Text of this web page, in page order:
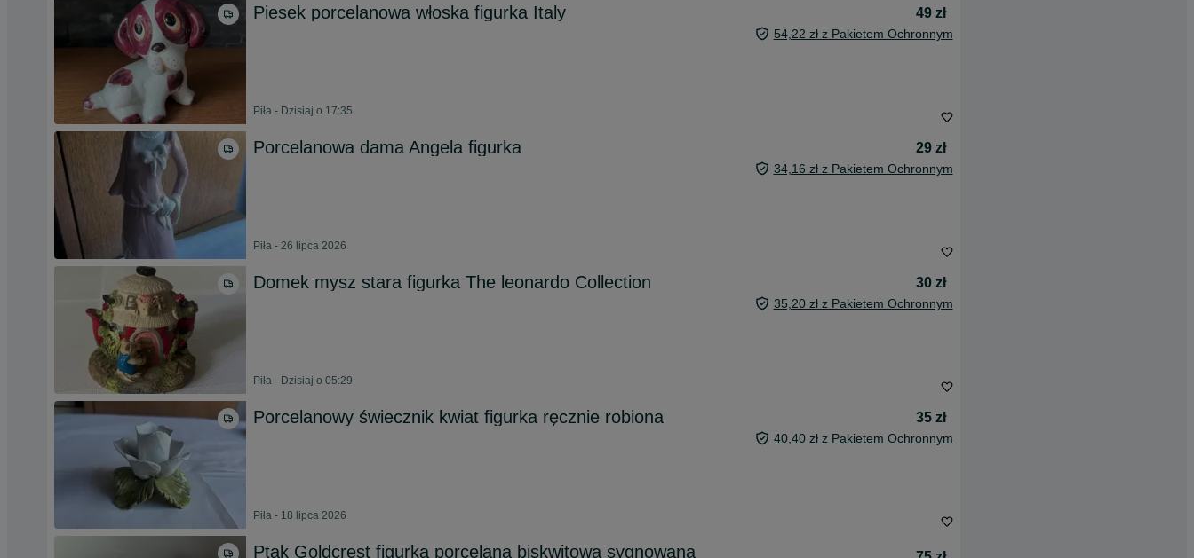
Piesek porcelanowa włoska figurka Italy 49 zł
54,22 zł z Pakietem Ochronnym
Piła - Dzisiaj o 17:35
Porcelanowa dama Angela figurka 29 zł
34,16 zł z Pakietem Ochronnym
Piła - 26 lipca 2026
Domek mysz stara figurka The leonardo Collection 30 zł
35,20 zł z Pakietem Ochronnym
Piła - Dzisiaj o 05:29
Porcelanowy świecznik kwiat figurka ręcznie robiona 35 zł
40,40 zł z Pakietem Ochronnym
Piła - 18 lipca 2026
Ptak Goldcrest figurka porcelana biskwitowa sygnowana